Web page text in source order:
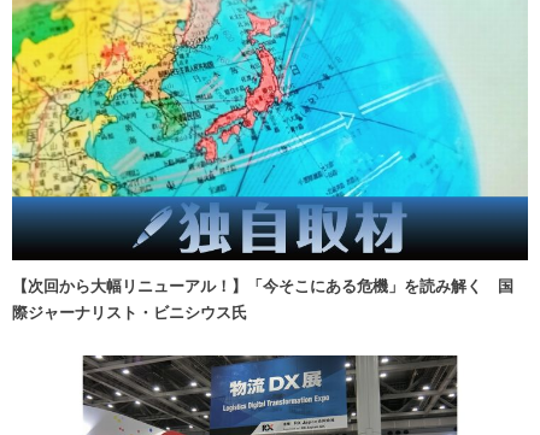
【次回から大幅リニューアル！】「今そこにある危機」を読み解く 国
際ジャーナリスト・ビニシウス氏